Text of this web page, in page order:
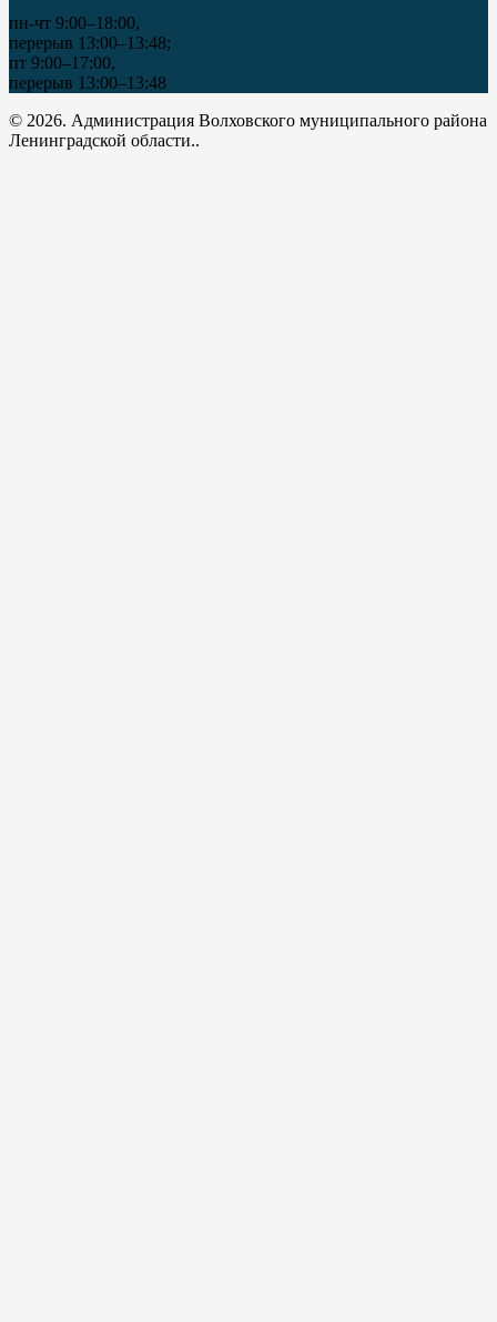
пн-чт 9:00–18:00,
перерыв 13:00–13:48;
пт 9:00–17:00,
перерыв 13:00–13:48
© 2026. Администрация Волховского муниципального района
Ленинградской области..